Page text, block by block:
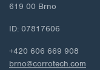
619 00 Brno
ID: 07817606
+420 606 669 908
brno@corrotech.com